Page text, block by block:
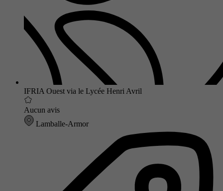
IFRIA Ouest via le Lycée Henri Avril
Aucun avis
Lamballe-Armor